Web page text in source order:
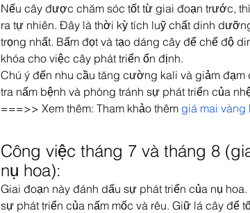
Nếu cây được chăm sóc tốt từ giai đoạn trước,
ra tự nhiên. Đây là thời kỳ tích luỹ chất dinh
trọng nhất. Bấm đọt và tạo dáng cây để chế độ
khóa cho việc cây phát triển ổn định.
Chú ý đến nhu cầu tăng cường kali và giảm đạm
tra nấm bệnh và phòng tránh sự phát triển của
===>> Xem thêm: Tham khảo thêm giá mai vàng
Công việc tháng 7 và tháng 8
nụ hoa):
Giai đoạn này đánh dấu sự phát triển của nụ
sự phát triển của nấm mốc và rêu. Giữ lá cây để